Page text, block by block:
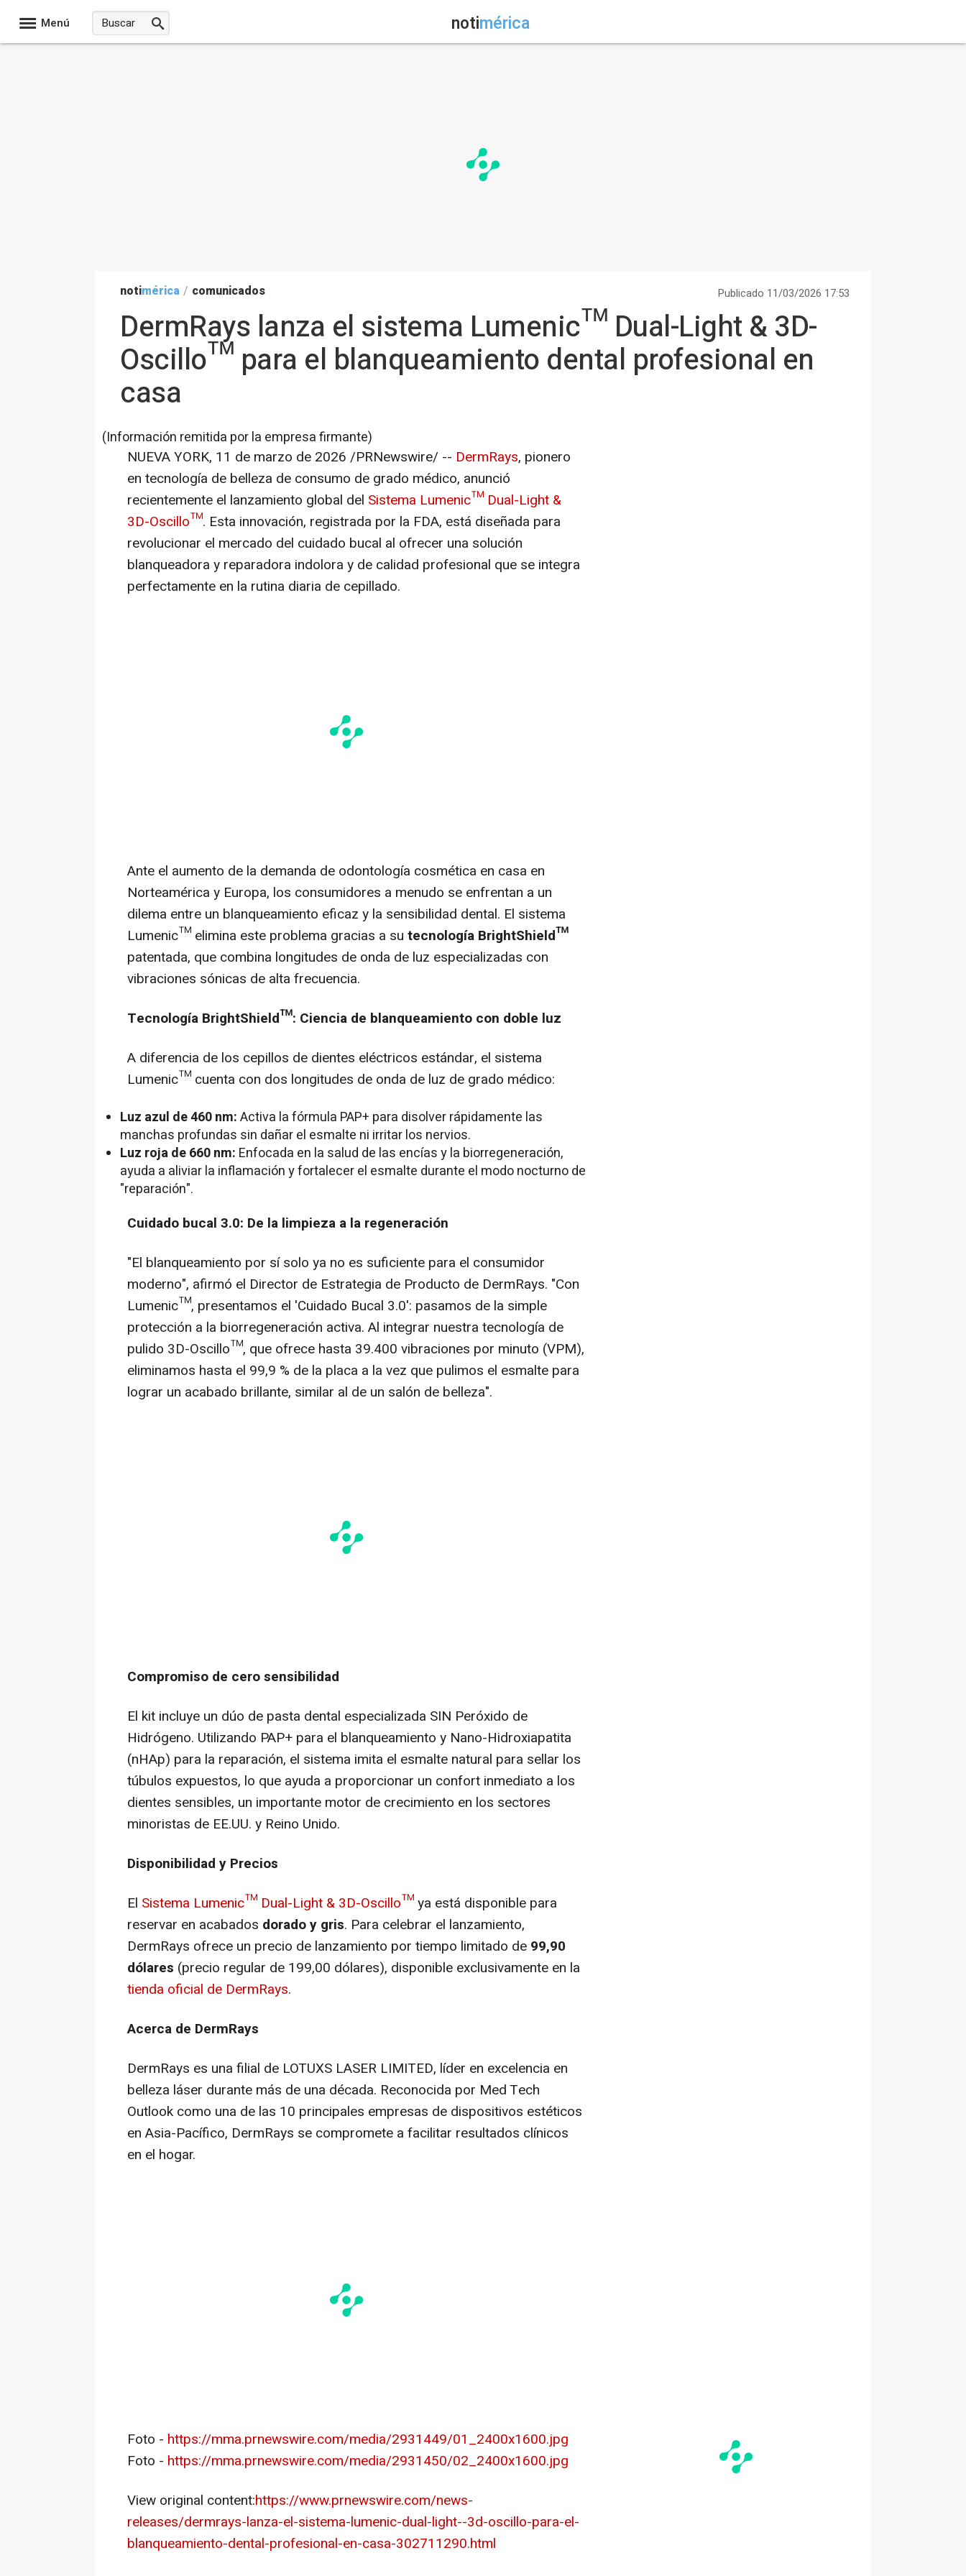
Menú notimérica
notimérica / comunicados Publicado 11/03/2026 17:53
DermRays lanza el sistema Lumenic™ Dual-Light & 3D-
Oscillo™ para el blanqueamiento dental profesional en
casa
(Información remitida por la empresa firmante)
NUEVA YORK, 11 de marzo de 2026 /PRNewswire/ -- DermRays, pionero
en tecnología de belleza de consumo de grado médico, anunció
recientemente el lanzamiento global del Sistema Lumenic™ Dual-Light &
3D-Oscillo™. Esta innovación, registrada por la FDA, está diseñada para
revolucionar el mercado del cuidado bucal al ofrecer una solución
blanqueadora y reparadora indolora y de calidad profesional que se integra
perfectamente en la rutina diaria de cepillado.
Ante el aumento de la demanda de odontología cosmética en casa en
Norteamérica y Europa, los consumidores a menudo se enfrentan a un
dilema entre un blanqueamiento eficaz y la sensibilidad dental. El sistema
Lumenic™ elimina este problema gracias a su tecnología BrightShield™
patentada, que combina longitudes de onda de luz especializadas con
vibraciones sónicas de alta frecuencia.
Tecnología BrightShield™: Ciencia de blanqueamiento con doble luz
A diferencia de los cepillos de dientes eléctricos estándar, el sistema
Lumenic™ cuenta con dos longitudes de onda de luz de grado médico:
Luz azul de 460 nm:Activa la fórmula PAP+ para disolver rápidamente las
manchas profundas sin dañar el esmalte ni irritar los nervios.
Luz roja de 660 nm: Enfocada en la salud de las encías y la biorregeneración,
ayuda a aliviar la inflamación y fortalecer el esmalte durante el modo nocturno de
"reparación".
Cuidado bucal 3.0: De la limpieza a la regeneración
"El blanqueamiento por sí solo ya no es suficiente para el consumidor
moderno", afirmó el Director de Estrategia de Producto de DermRays. "Con
Lumenic™, presentamos el 'Cuidado Bucal 3.0': pasamos de la simple
protección a la biorregeneración activa. Al integrar nuestra tecnología de
pulido 3D-Oscillo™, que ofrece hasta 39.400 vibraciones por minuto (VPM),
eliminamos hasta el 99,9 % de la placa a la vez que pulimos el esmalte para
lograr un acabado brillante, similar al de un salón de belleza".
Compromiso de cero sensibilidad
El kit incluye un dúo de pasta dental especializada SIN Peróxido de
Hidrógeno. Utilizando PAP+ para el blanqueamiento y Nano-Hidroxiapatita
(nHAp) para la reparación, el sistema imita el esmalte natural para sellar los
túbulos expuestos, lo que ayuda a proporcionar un confort inmediato a los
dientes sensibles, un importante motor de crecimiento en los sectores
minoristas de EE.UU. y Reino Unido.
Disponibilidad y Precios
El Sistema Lumenic™ Dual-Light & 3D-Oscillo™ya está disponible para
reservar en acabados dorado y gris. Para celebrar el lanzamiento,
DermRays ofrece un precio de lanzamiento por tiempo limitado de 99,90
dólares (precio regular de 199,00 dólares), disponible exclusivamente en la
tienda oficial de DermRays.
Acerca de DermRays
DermRays es una filial de LOTUXS LASER LIMITED, líder en excelencia en
belleza láser durante más de una década. Reconocida por Med Tech
Outlook como una de las 10 principales empresas de dispositivos estéticos
en Asia-Pacífico, DermRays se compromete a facilitar resultados clínicos
en el hogar.
Foto - https://mma.prnewswire.com/media/2931449/01_2400x1600.jpg
Foto - https://mma.prnewswire.com/media/2931450/02_2400x1600.jpg
View original content:https://www.prnewswire.com/news-
releases/dermrays-lanza-el-sistema-lumenic-dual-light--3d-oscillo-para-el-
blanqueamiento-dental-profesional-en-casa-302711290.html